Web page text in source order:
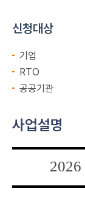
신청대상
기업
RTO
공공기관
사업설명
2026